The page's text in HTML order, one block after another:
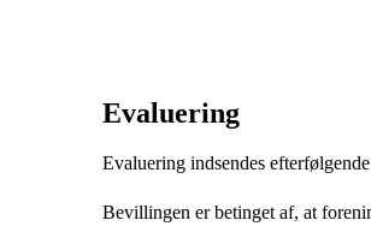
Evaluering
Evaluering indsendes efterfølgende
Bevillingen er betinget af, at